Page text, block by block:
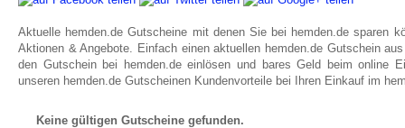
Aktuelle hemden.de Gutscheine mit denen Sie bei hemden.de sparen
Aktionen & Angebote. Einfach einen aktuellen hemden.de Gutschein
den Gutschein bei hemden.de einlösen und bares Geld beim online
unseren hemden.de Gutscheinen Kundenvorteile bei Ihren Einkauf im
Keine gültigen Gutscheine gefunden.